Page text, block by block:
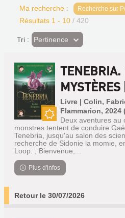
Ma recherche : Recherche sur
Résultats 1 - 10 / 420
Tri : (Effet
imédiat)
Pertinence
Nouveauté
TENEBRIA.
Livre | Colin,
Flammarion, 2024
Deux aventures au
monstres tentent de conduire
Tenebria, jusqu'au salon des
recherche de Sidonie la momie,
Loop. ; Bienvenue,...
Plus d'infos
Retour le 30/07/2026